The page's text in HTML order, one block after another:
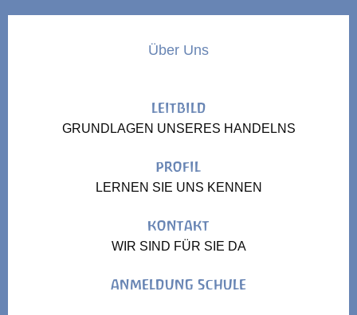
Über Uns
LEITBILD
GRUNDLAGEN UNSERES HANDELNS
PROFIL
LERNEN SIE UNS KENNEN
KONTAKT
WIR SIND FÜR SIE DA
ANMELDUNG SCHULE